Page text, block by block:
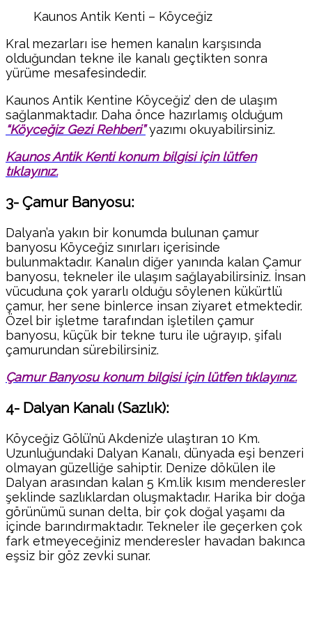
Kaunos Antik Kenti – Köyceğiz
Kral mezarları ise hemen kanalın karşısında
olduğundan tekne ile kanalı geçtikten sonra
yürüme mesafesindedir.
Kaunos Antik Kentine Köyceğiz’ den de ulaşım
sağlanmaktadır. Daha önce hazırlamış olduğum
“Köyceğiz Gezi Rehberi”yazımı okuyabilirsiniz.
Kaunos Antik Kenti konum bilgisi için lütfen
tıklayınız.
3- Çamur Banyosu:
Dalyan’a yakın bir konumda bulunan çamur
banyosu Köyceğiz sınırları içerisinde
bulunmaktadır. Kanalın diğer yanında kalan Çamur
banyosu, tekneler ile ulaşım sağlayabilirsiniz. İnsan
vücuduna çok yararlı olduğu söylenen kükürtlü
çamur, her sene binlerce insan ziyaret etmektedir.
Özel bir işletme tarafından işletilen çamur
banyosu, küçük bir tekne turu ile uğrayıp, şifalı
çamurundan sürebilirsiniz.
Çamur Banyosu konum bilgisi için lütfen tıklayınız.
4- Dalyan Kanalı (Sazlık):
Köyceğiz Gölü’nü Akdeniz’e ulaştıran 10 Km.
Uzunluğundaki Dalyan Kanalı, dünyada eşi benzeri
olmayan güzelliğe sahiptir. Denize dökülen ile
Dalyan arasından kalan 5 Km.lik kısım menderesler
şeklinde sazlıklardan oluşmaktadır. Harika bir doğa
görünümü sunan delta, bir çok doğal yaşamı da
içinde barındırmaktadır. Tekneler ile geçerken çok
fark etmeyeceğiniz menderesler havadan bakınca
eşsiz bir göz zevki sunar.